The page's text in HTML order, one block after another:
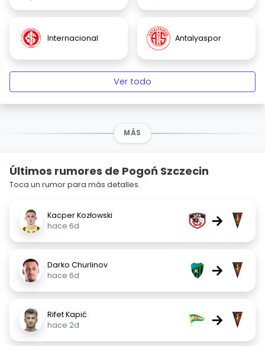
Internacional Antalyaspor
Ver todo
MÁS
Últimos rumores de Pogoń Szczecin
Toca un rumor para más detalles.
Kacper Kozłowski
hace 6d
→
Darko Churlinov
hace 6d
→
Rifet Kapić
hace 2d
→